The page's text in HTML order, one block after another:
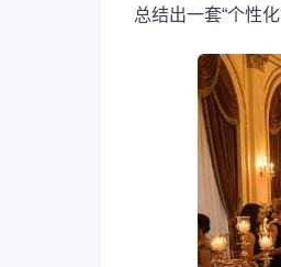
总结出一套“个性化